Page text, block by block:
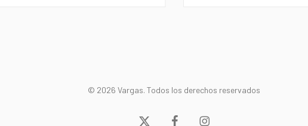
© 2026 Vargas. Todos los derechos reservados
x- facebookinstagram